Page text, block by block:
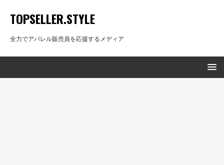
TOPSELLER.STYLE
全力でアパレル販売員を応援するメディア